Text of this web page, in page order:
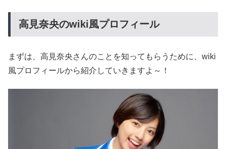
高見奈央のwiki風プロフィール
まずは、高見奈央さんのことを知ってもらうために、wiki
風プロフィールから紹介していきますよ～！